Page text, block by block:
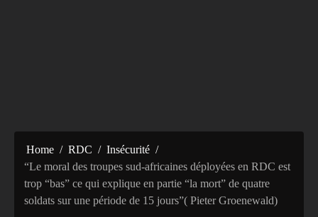
Home RDC
Insécurité
“Le moral des troupes sud-africaines déployées en RDC est
trop “bas” ce qui explique en partie “la mort” de quatre
soldats sur une période de 15 jours”( Pieter Groenewald)